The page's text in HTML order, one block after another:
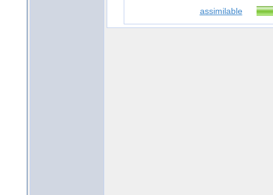
assimilable